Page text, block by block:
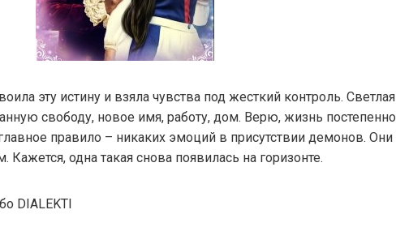
эту истину и взяла чувства под жесткий контроль. Светлая
свободу, новое имя, работу, дом. Верю, жизнь постепенно
правило – никаких эмоций в присутствии демонов. Они
Кажется, одна такая снова появилась на горизонте.
DIALEKTI